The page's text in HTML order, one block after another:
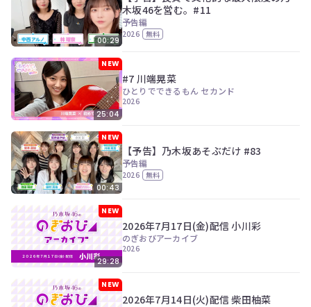
00:29
木坂46を営む。#11
予告編
2026 無料
NEW
25:04
#7 川端晃菜
ひとりでできるもん セカンド
2026
NEW
00:43
【予告】乃木坂あそぶだけ #83
予告編
2026 無料
NEW
29:28
2026年7月17日(金)配信 小川彩
のぎおびアーカイブ
2026
NEW
2026年7月14日(火)配信 柴田柚菜